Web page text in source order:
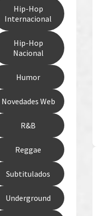
Hip-Hop
Internacional
Hip-Hop
Nacional
Humor
Novedades Web
R&B
Reggae
Subtitulados
Underground